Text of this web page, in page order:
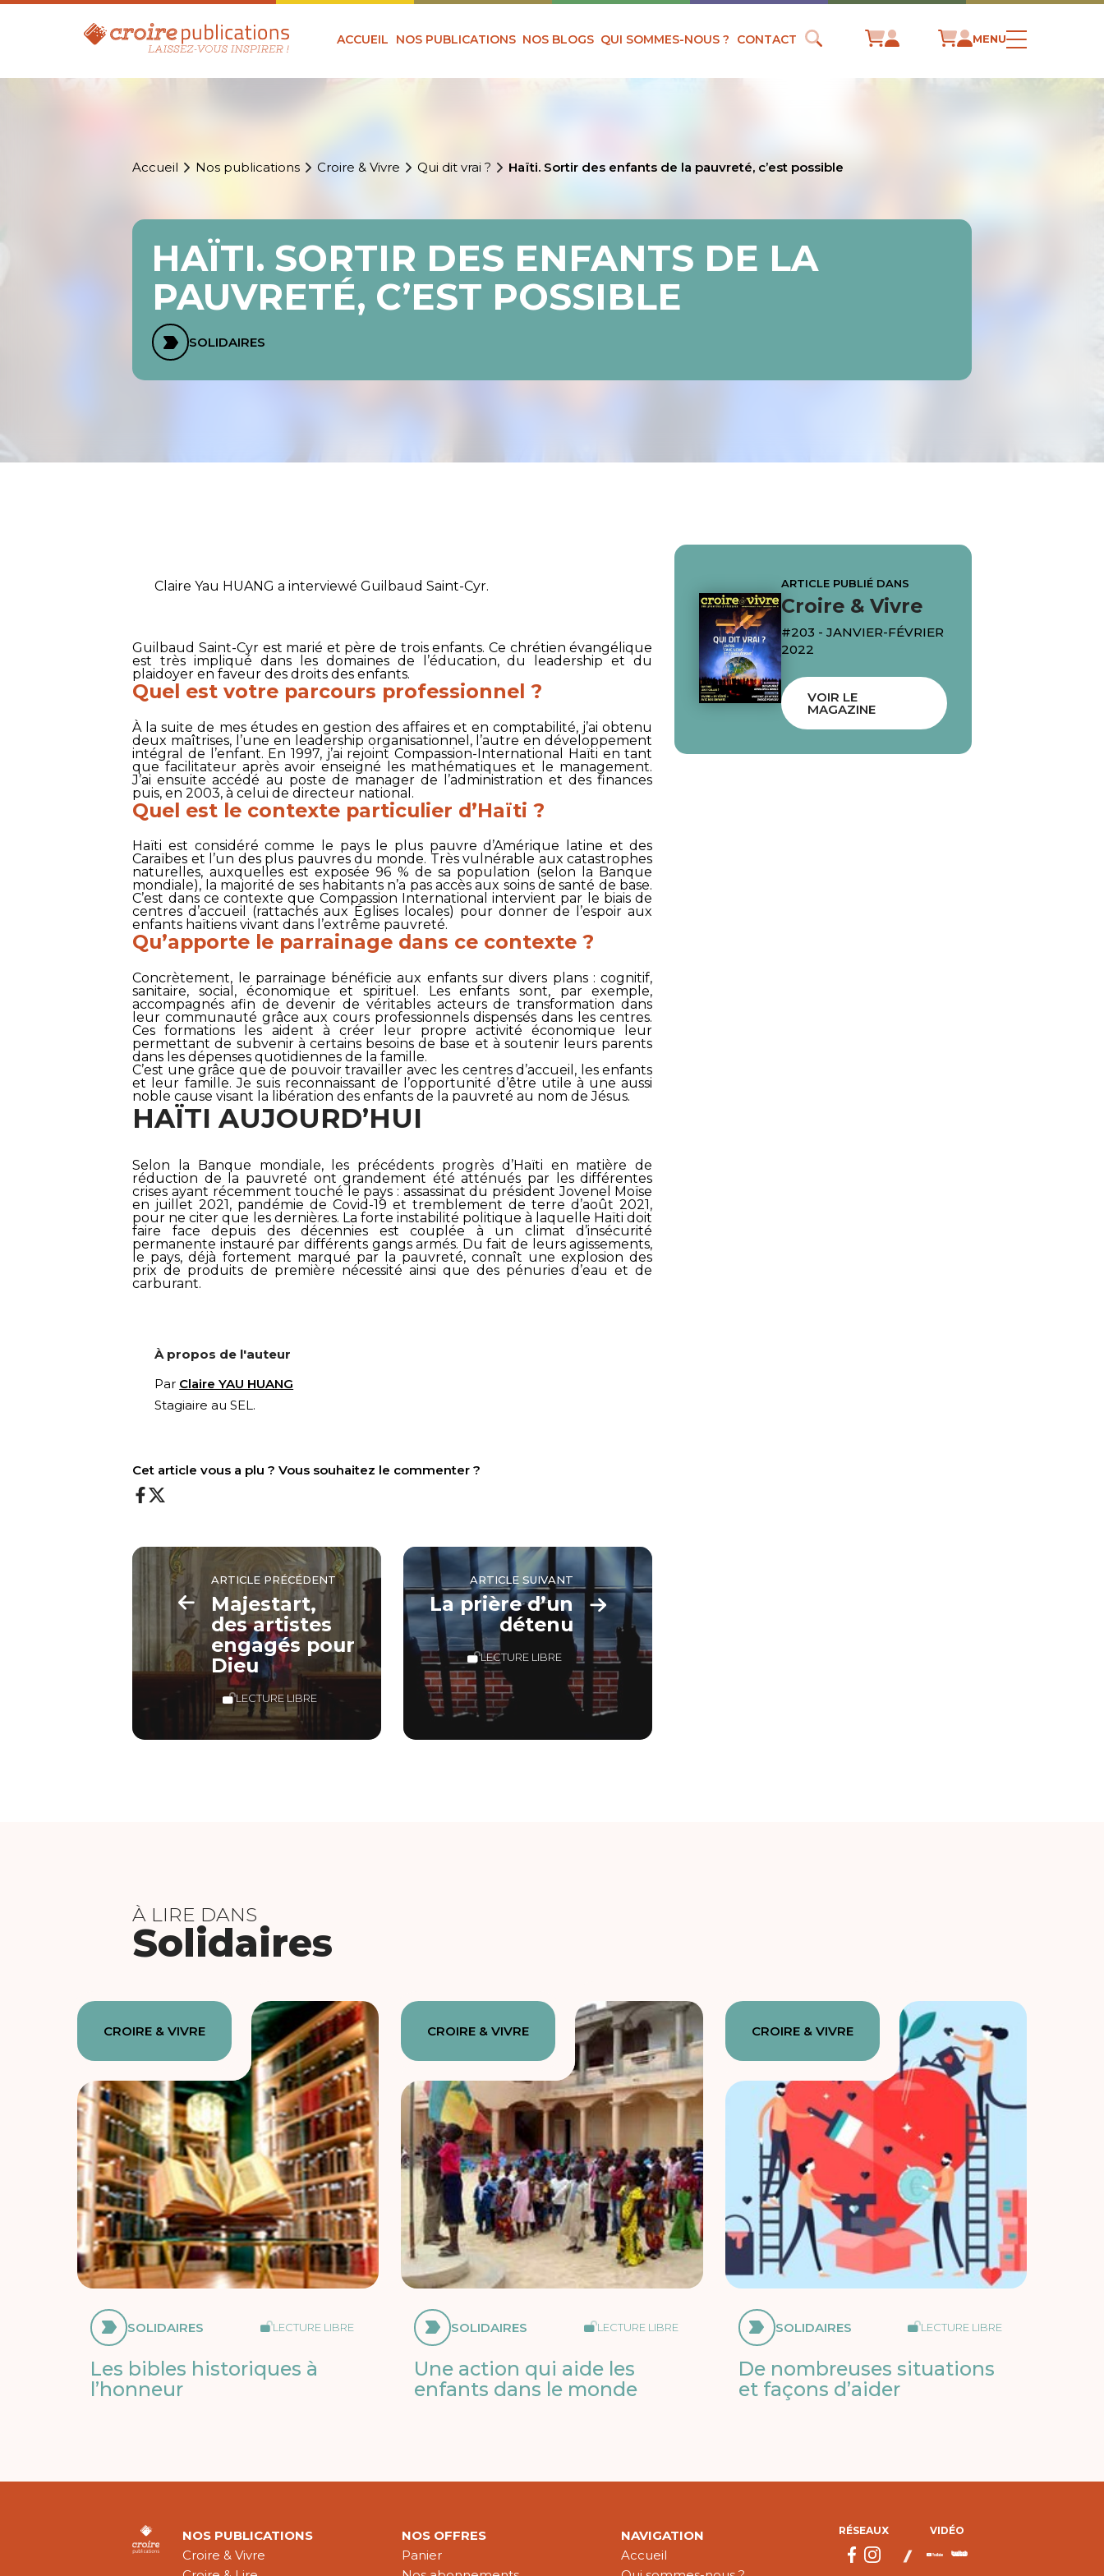
ACCUEIL NOS PUBLICATIONS NOS BLOGS QUI SOMMES-NOUS ? CONTACT MENU
Accueil Nos publications Croire & Vivre Qui dit vrai ? Haïti. Sortir des enfants de la pauvreté, c’est possible
HAÏTI. SORTIR DES ENFANTS DE LA
PAUVRETÉ, C’EST POSSIBLE
SOLIDAIRES
Claire Yau HUANG a interviewé Guilbaud Saint-Cyr.
Guilbaud Saint-Cyr est marié et père de trois enfants. Ce chrétien évangélique
est très impliqué dans les domaines de l’éducation, du leadership et du
plaidoyer en faveur des droits des enfants.
Quel est votre parcours professionnel ?
À la suite de mes études en gestion des affaires et en comptabilité, j’ai obtenu
deux maîtrises, l’une en leadership organisationnel, l’autre en développement
intégral de l’enfant. En 1997, j’ai rejointCompassion-International Haïti en tant
que facilitateur après avoir enseigné les mathématiques et le management.
J’ai ensuite accédé au poste de manager de l’administration et des finances
puis, en 2003, à celui de directeur national.
Quel est le contexte particulier d’Haïti ?
Haïti est considéré comme le pays le plus pauvre d’Amérique latine et des
Caraïbes et l’un des plus pauvres du monde. Très vulnérable aux catastrophes
naturelles, auxquelles est exposée 96 % de sa population (selon la Banque
mondiale), la majorité de ses habitants n’a pas accès aux soins de santé de base.
C’est dans ce contexte que Compassion International intervient par le biais de
centres d’accueil (rattachés aux Églises locales) pour donner de l’espoir aux
enfants haïtiens vivant dans l’extrême pauvreté.
Qu’apporte le parrainage dans ce contexte ?
Concrètement, le parrainage bénéficie aux enfants sur divers plans : cognitif,
sanitaire, social, économique et spirituel. Les enfants sont, par exemple,
accompagnés afin de devenir de véritables acteurs de transformation dans
leur communauté grâce aux cours professionnels dispensés dans les centres.
Ces formations les aident à créer leur propre activité économique leur
permettant de subvenir à certains besoins de base et à soutenir leurs parents
dans les dépenses quotidiennes de la famille.
C’est une grâce que de pouvoir travailler avec les centres d’accueil, les enfants
et leur famille. Je suis reconnaissant de l’opportunité d’être utile à une aussi
noble cause visant la libération des enfants de la pauvreté au nom de Jésus.
HAÏTI AUJOURD’HUI
Selon la Banque mondiale, les précédents progrès d’Haïti en matière de
réduction de la pauvreté ont grandement été atténués par les différentes
crises ayant récemment touché le pays : assassinat du président Jovenel Moïse
en juillet 2021, pandémie de Covid-19 et tremblement de terre d’août 2021,
pour ne citer que les dernières. La forte instabilité politique à laquelle Haïti doit
faire face depuis des décennies est couplée à un climat d’insécurité
permanente instauré par différents gangs armés. Du fait de leurs agissements,
le pays, déjà fortement marqué par la pauvreté, connaît une explosion des
prix de produits de première nécessité ainsi que des pénuries d’eau et de
carburant.
À propos de l'auteur
Par Claire YAU HUANG
Stagiaire au SEL.
Cet article vous a plu ? Vous souhaitez le commenter ?
ARTICLE PRÉCÉDENT
Majestart,
des artistes
engagés pour
Dieu
LECTURE LIBRE
ARTICLE SUIVANT
La prière d’un
détenu
LECTURE LIBRE
ARTICLE PUBLIÉ DANS
Croire & Vivre
#203 - JANVIER-FÉVRIER
2022
VOIR LE
MAGAZINE
À LIRE DANS
Solidaires
CROIRE & VIVRE
SOLIDAIRES LECTURE LIBRE
Les bibles historiques à
l’honneur
CROIRE & VIVRE
SOLIDAIRES LECTURE LIBRE
Une action qui aide les
enfants dans le monde
CROIRE & VIVRE
SOLIDAIRES LECTURE LIBRE
De nombreuses situations
et façons d’aider
NOS PUBLICATIONS
Croire & Vivre
NOS OFFRES
Panier
NAVIGATION
Accueil
RÉSEAUX VIDÉO